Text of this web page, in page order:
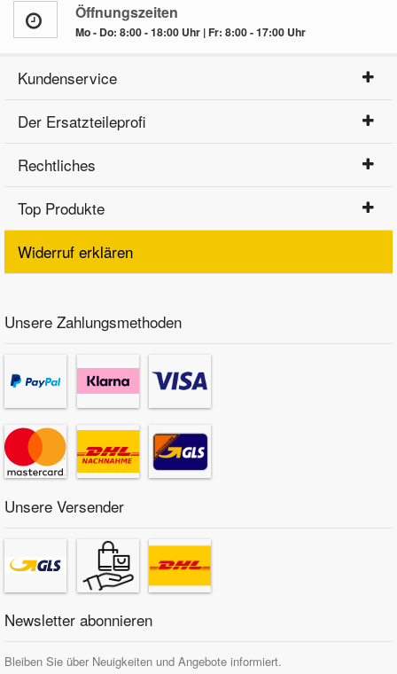
Öffnungszeiten
Mo - Do: 8:00 - 18:00 Uhr | Fr: 8:00 - 17:00 Uhr
Kundenservice
Der Ersatzteileprofi
Rechtliches
Top Produkte
Widerruf erklären
Unsere Zahlungsmethoden
Unsere Versender
Newsletter abonnieren
Bleiben Sie über Neuigkeiten und Angebote informiert.